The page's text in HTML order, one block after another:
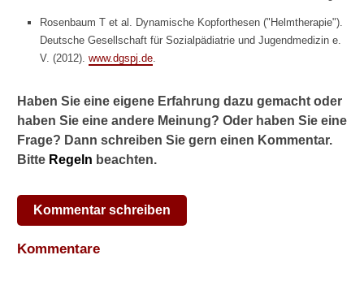
Rosenbaum T et al. Dynamische Kopforthesen ("Helmtherapie").
Deutsche Gesellschaft für Sozialpädiatrie und Jugendmedizin e.
V. (2012). www.dgspj.de.
Haben Sie eine eigene Erfahrung dazu gemacht oder
haben Sie eine andere Meinung? Oder haben Sie eine
Frage? Dann schreiben Sie gern einen Kommentar.
Bitte Regeln beachten.
Kommentar schreiben
Kommentare
d
e
s
W
a
n
n
r
n
e